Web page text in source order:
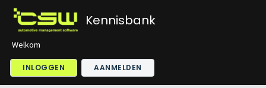
Kennisbank
Welkom
INLOGGEN AANMELDEN